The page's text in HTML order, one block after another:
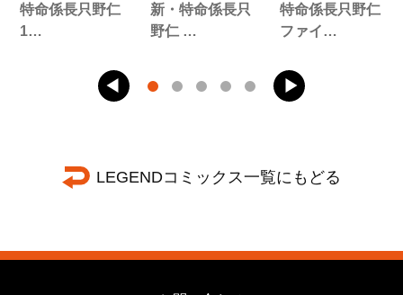
特命係長只野仁
1…
新・特命係長只
野仁 …
特命係長只野仁
ファイ…
LEGENDコミックス一覧にもどる